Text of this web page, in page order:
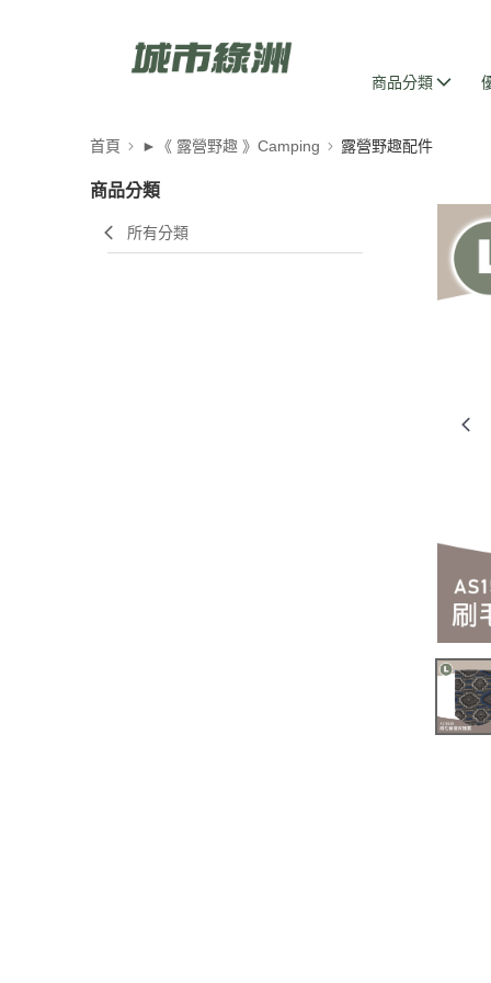
商品分類
首頁 ►《 露營野趣 》Camping 露營野趣配件
商品分類
所有分類